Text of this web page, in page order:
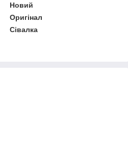
Новий
Оригінал
Сівалка